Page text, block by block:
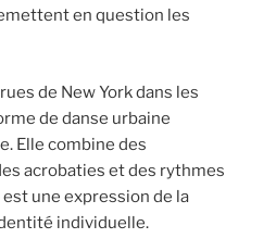
en question les
de New York dans les
de danse urbaine
Elle combine des
acrobaties et des rythmes
une expression de la
individuelle.